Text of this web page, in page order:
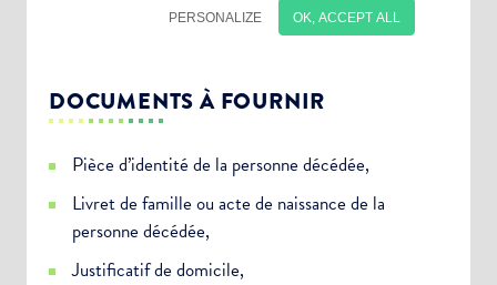
DOCUMENTS À FOURNIR
Pièce d’identité de la personne décédée,
Livret de famille ou acte de naissance de la
personne décédée,
Justificatif de domicile,